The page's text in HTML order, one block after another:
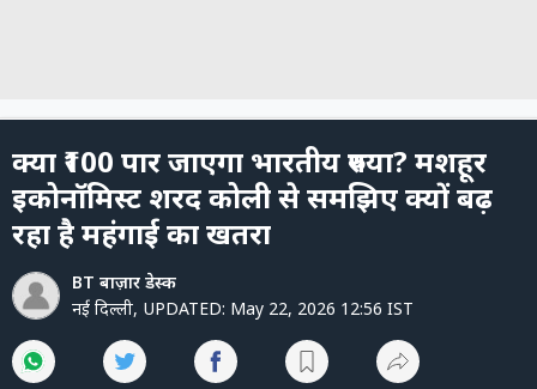
पर्सनल
फाइनेंस
टेक्नोलॉजी
म्यूचु्अल
फंड
ऑटो
0
31
minutes,
26
seconds
क्या ₹100 पार जाएगा भारतीय रुपया? मशहूर
इकोनॉमिस्ट शरद कोली से समझिए क्यों बढ़
रहा है महंगाई का खतरा
BT बाज़ार डेस्क
नई दिल्ली, UPDATED: May 22, 2026 12:56 IST